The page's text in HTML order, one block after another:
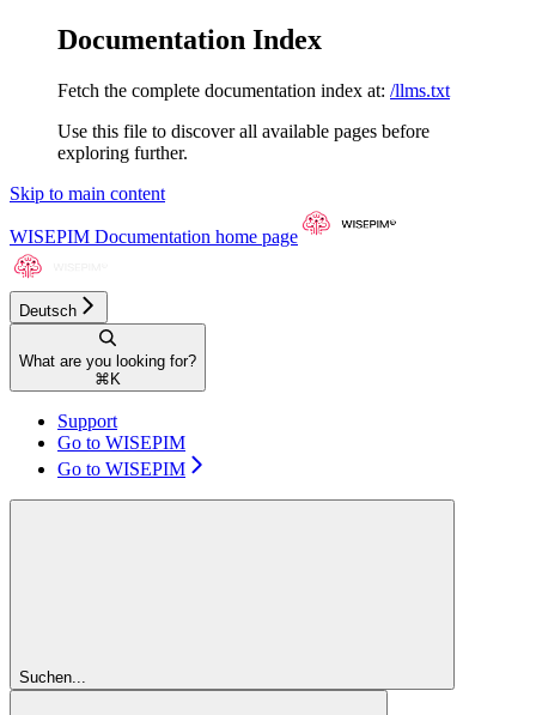
Documentation Index
Fetch the complete documentation index at: /llms.txt
Use this file to discover all available pages before
exploring further.
Skip to main content
WISEPIM Documentation home page
Deutsch
What are you looking for?
⌘ K
Support
Go to WISEPIM
Go to WISEPIM
Suchen...